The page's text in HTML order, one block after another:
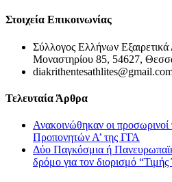
Στοιχεία Επικοινωνίας
Σύλλογος Ελλήνων
Μοναστηρίου 85, 54627,
Τελευταία Άρθρα
Ανακοινώθηκαν οι προσωρινοί
Προπονητών Α’ της ΓΓΑ
Δύο Παγκόσμια ή
δρόμο για τον διορισμό